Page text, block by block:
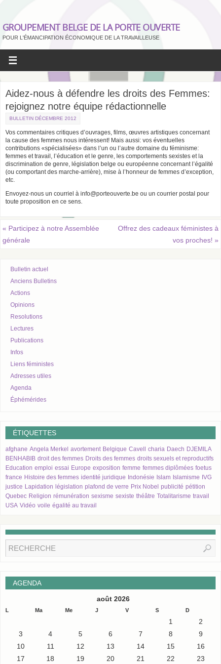
GROUPEMENT BELGE DE LA PORTE OUVERTE
POUR L'ÉMANCIPATION ÉCONOMIQUE DE LA TRAVAILLEUSE
Aidez-nous à défendre les droits des Femmes:
rejoignez notre équipe rédactionnelle
BULLETIN DÉCEMBRE 2012
Vos commentaires critiques d’ouvrages, films, œuvres artistiques concernant
la cause des femmes nous intéressent! Mais aussi: vos éventuelles
contributions «spécialisées» dans l’un ou l’autre domaine du féminisme:
femmes et travail, l’éducation et le genre, les comportements sexistes et la
discrimination de genre, législation belge ou européenne concernant l’égalité
(ou comportant des marche-arrière), mise à l’honneur de femmes d’exception,
etc.
Envoyez-nous un courriel à info@porteouverte.be ou un courrier postal pour
toute proposition en ce sens.
« Participez à notre Assemblée
générale
Offrez des cadeaux féministes à
vos proches! »
Bulletin actuel
Anciens Bulletins
Actions
Opinions
Resolutions
Lectures
Publications
Infos
Liens féministes
Adresses utiles
Agenda
Éphémérides
ÉTIQUETTES
afghane Angela Merkel avortement Belgique Cavell charia Daech DJEMILA
BENHABIB droit des femmes Droits des femmes droits sexuels et reproductifs
Education emploi essai Europe exposition femme femmes diplômées foetus
france Histoire des femmes identité juridique Indonésie Islam Islamisme IVG
justice Lapidation législation plafond de verre Prix Nobel publicité pétition
Quebec Religion rémunération sexisme sexiste théâtre Totalitarisme travail
USA Vidéo voile égalité au travail
AGENDA
août 2026
L Ma Me J V S D
1
2
3
4 5 6 7 8
9
10
11 12 13 14 15
16
17
18 19 20 21 22 23